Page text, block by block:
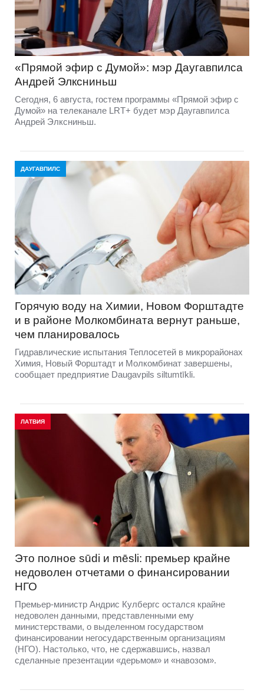
«Прямой эфир с Думой»: мэр Даугавпилса
Андрей Элксниньш
Сегодня, 6 августа, гостем программы «Прямой эфир с
Думой» на телеканале LRT+ будет мэр Даугавпилса
Андрей Элксниньш.
ДАУГАВПИЛС
Горячую воду на Химии, Новом Форштадте
и в районе Молкомбината вернут раньше,
чем планировалось
Гидравлические испытания Теплосетей в микрорайонах
Химия, Новый Форштадт и Молкомбинат завершены,
сообщает предприятие Daugavpils siltumtīkli.
ЛАТВИЯ
Это полное sūdi и mēsli: премьер крайне
недоволен отчетами о финансировании
НГО
Премьер-министр Андрис Кулбергс остался крайне
недоволен данными, представленными ему
министерствами, о выделенном государством
финансировании негосударственным организациям
(НГО). Настолько, что, не сдержавшись, назвал
сделанные презентации «дерьмом» и «навозом».